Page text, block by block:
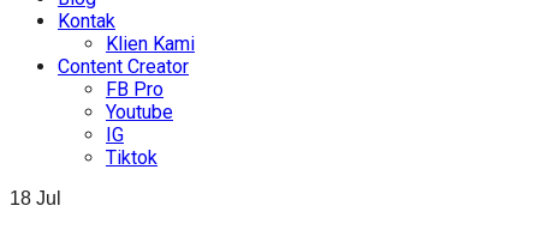
Kontak
Klien Kami
Content Creator
FB Pro
Youtube
IG
Tiktok
18 Jul